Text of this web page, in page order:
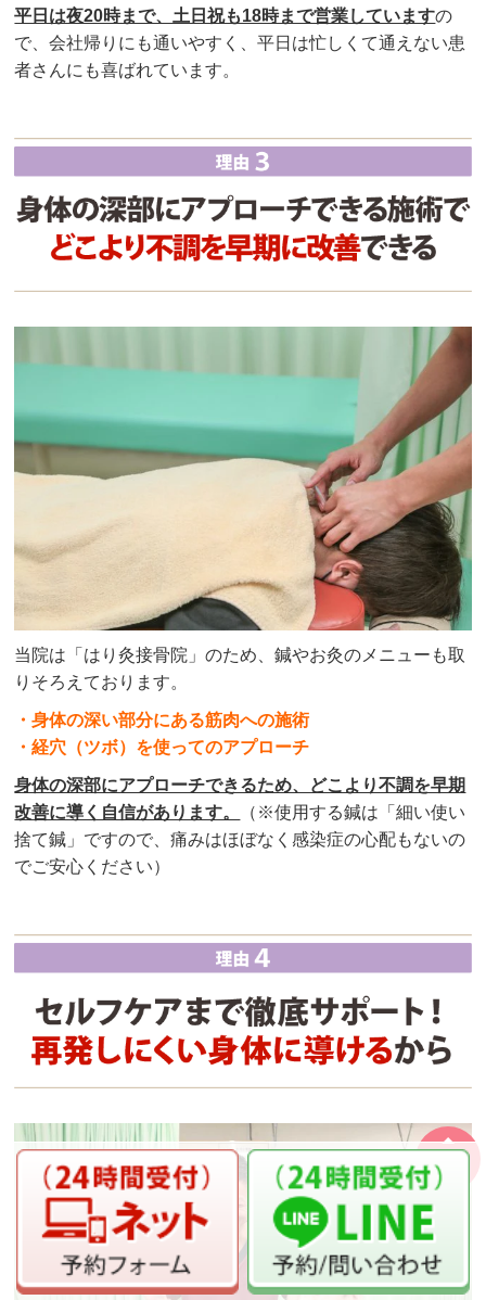
平日は夜20時まで、土日祝も18時まで営業していますの
で、会社帰りにも通いやすく、平日は忙しくて通えない患
者さんにも喜ばれています。
当院は「はり灸接骨院」のため、鍼やお灸のメニューも取
りそろえております。
・身体の深い部分にある筋肉への施術
・経穴（ツボ）を使ってのアプローチ
身体の深部にアプローチできるため、どこより不調を早期
改善に導く自信があります。
（※使用する鍼は「細い使い
捨て鍼」ですので、痛みはほぼなく感染症の心配もないの
でご安心ください）
ページの
先頭へ